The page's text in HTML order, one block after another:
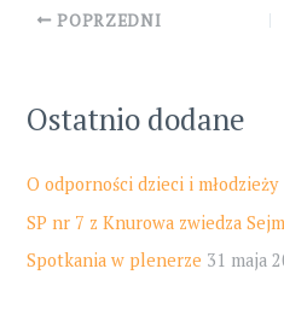
Post
POPRZEDNI
Ostatnio dodane
O odporności dzieci i młodzieży
SP nr 7 z Knurowa zwiedza Sejm
Spotkania w plenerze 31 maja